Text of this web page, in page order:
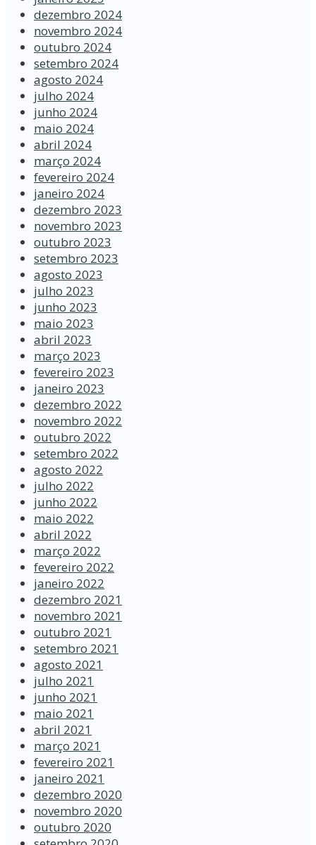
dezembro 2024
novembro 2024
outubro 2024
setembro 2024
agosto 2024
julho 2024
junho 2024
maio 2024
abril 2024
março 2024
fevereiro 2024
janeiro 2024
dezembro 2023
novembro 2023
outubro 2023
setembro 2023
agosto 2023
julho 2023
junho 2023
maio 2023
abril 2023
março 2023
fevereiro 2023
janeiro 2023
dezembro 2022
novembro 2022
outubro 2022
setembro 2022
agosto 2022
julho 2022
junho 2022
maio 2022
abril 2022
março 2022
fevereiro 2022
janeiro 2022
dezembro 2021
novembro 2021
outubro 2021
setembro 2021
agosto 2021
julho 2021
junho 2021
maio 2021
abril 2021
março 2021
fevereiro 2021
janeiro 2021
dezembro 2020
novembro 2020
outubro 2020